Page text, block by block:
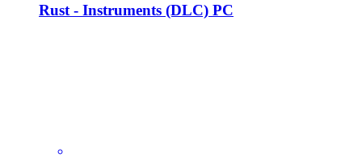
Rust - Instruments (DLC) PC